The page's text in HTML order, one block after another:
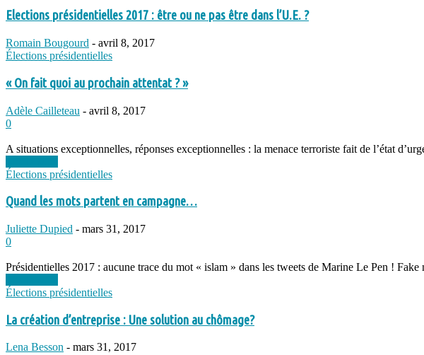
Elections présidentielles 2017 : être ou ne pas être dans l’U.E. ?
Romain Bougourd - avril 8, 2017
Élections présidentielles
« On fait quoi au prochain attentat ? »
Adèle Cailleteau - avril 8, 2017
0
A situations exceptionnelles, réponses exceptionnelles : la menace terroriste fait de l’état
Élections présidentielles
Quand les mots partent en campagne…
Juliette Dupied - mars 31, 2017
0
Présidentielles 2017 : aucune trace du mot « islam » dans les tweets de Marine Le Pen !
Élections présidentielles
La création d’entreprise : Une solution au chômage?
Lena Besson - mars 31, 2017